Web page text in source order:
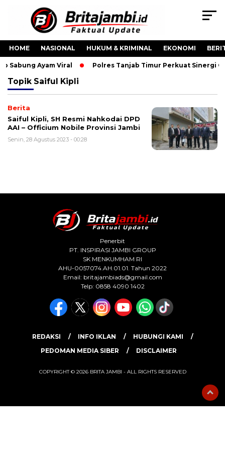
HOME NASIONAL HUKUM & KRIMINAL EKONOMI
Sabung Ayam Viral Polres Tanjab Timur Perkuat Sinergi
Topik Saiful Kipli
Berita
Saiful Kipli, SH Resmi Nahkodai DPD
AAI – Officium Nobile Provinsi Jambi
Senin, 28 Agustus 2023 - 00:28
Penerbit
PT. INSPIRASI JAMBI GROUP
SK MENKUMHAM RI
AHU-0057074.AH.01.01. Tahun 2022
Email: britajambiads@gmail.com
Telp: 0858 4090 1402
REDAKSI INFO IKLAN
HUBUNGI KAMI
PEDOMAN MEDIA SIBER
DISCLAIMER
COPYRIGHT © 2026 BRITA JAMBI - ALL RIGHTS RESERVED